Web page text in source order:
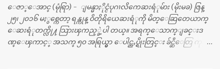
ေဇာ္ေအာင္ (မုံရြာ) - ျမန္မာႏိုင္ငံပုဂၢလိကေဆးရံုမ်ား (မိုးမခ) ဇြန္
၂၅၊ ၂၀၁၆ မႏွစ္ကေတာ့ ရန္ကုန္ ဝိတိုရိယေဆးရံုကို မိတ္ေဆြတေယာက္
ေဆးရံုတက္လို႔ သြားၾကည့္ခဲ့ပါ တယ္။ အရက္ေသာက္ျခင္းဒ
ဏ္ေၾကာင့္ အသက္ ၅၀ အရြယ္မွာ ေပါင္ညႇပ္ရိုးတြင္း ခ်င္ဆီေတြ ကုန္ခ